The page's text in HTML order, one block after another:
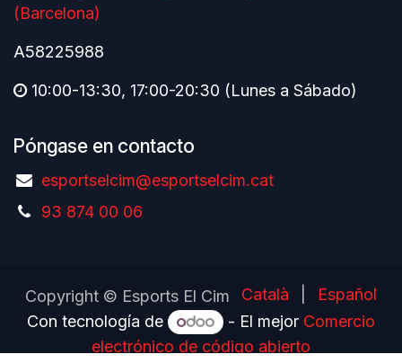
(Barcelona)
A58225988
10:00-13:30, 17:00-20:30 (Lunes a Sábado)
Póngase en contacto
esportselcim@esportselcim.cat
93 874 00 06
Copyright © Esports El Cim Català
Español
Con tecnología de
- El mejor Comercio
electrónico de código abierto